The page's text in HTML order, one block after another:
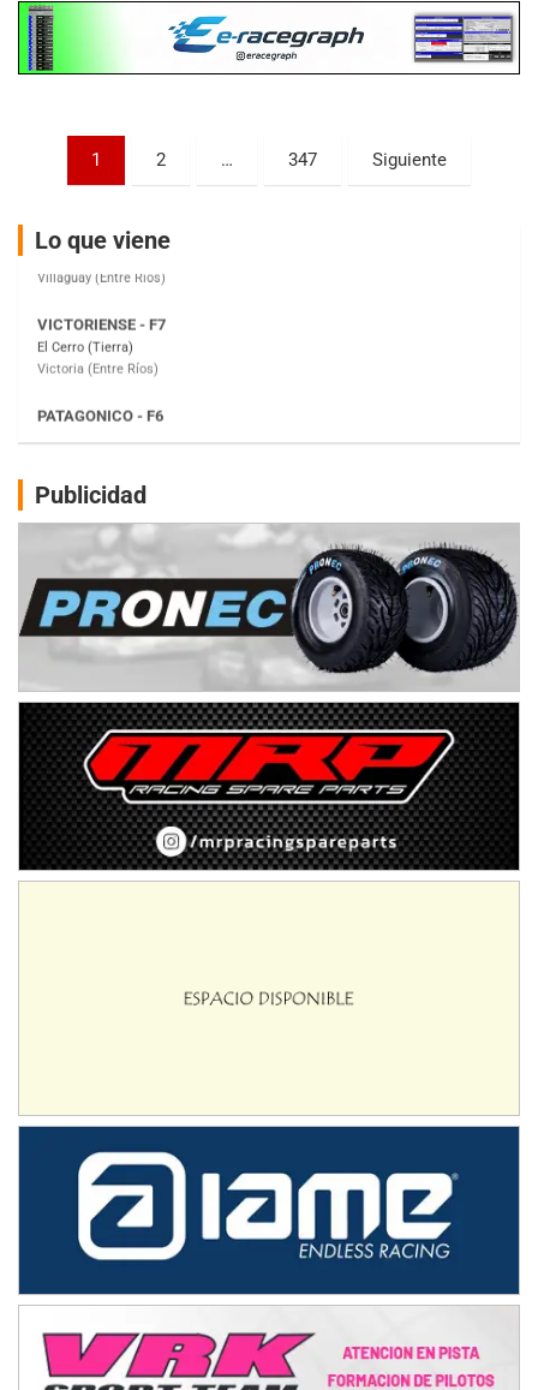
Paginación
entradas
1 2 … 347 Siguiente
Lo que viene
KDO - F6
Ciudad de Trenque Lauquen (Asfalto)
Trenque Lauquen (Buenos Aires)
Villaguay (Entre Ríos)
El Cerro (Tierra)
Victoria (Entre Ríos)
Moto Club Reginense (Tierra)
Gral. E. Godoy (Río Negro)
Juventud Unida (Tierra)
Humboldt (Santa Fe)
NORESTE SANTAFESINO - F6
Avellaneda (Santa Fe)
SUR SANTAFESINO - F4
José Samuel Sánchez (Tierra)
Rufino (Santa Fe)
Juan Navarro (Asfalto)
El Timbó (Tucumán)
COBERTURA ESPECIAL DE E-KART.COM.AR
08/09-AGO
IAME SERIES ARGENTINA 6
Ramiro Tot (Asfalto)
Baradero (Buenos Aires)
ENTRERRIANO - F6 (POSTERGADA)
PATAGONICO - F6
Moto Club Reginense (Tierra)
Gral. E. Godoy (Río Negro)
Juventud Unida (Tierra)
NORESTE SANTAFESINO - F6
Publicidad